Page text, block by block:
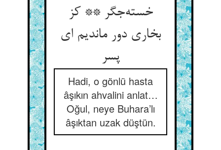
خسته‌جگر ** کز
بخاری دور ماندیم ای
پسر
Hadi, o gönlü hasta
âşıkın ahvalini anlat…
Oğul, neye Buhara’lı
âşıktan uzak düştün.